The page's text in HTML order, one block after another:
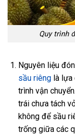
Quy trình
Nguyên liệu
sầu riênglà lựa
trình vận
trái chưa tách
không để sầu
trống giữa các